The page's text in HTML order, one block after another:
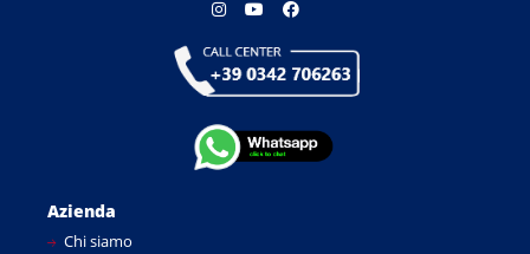
Azienda
Chi siamo